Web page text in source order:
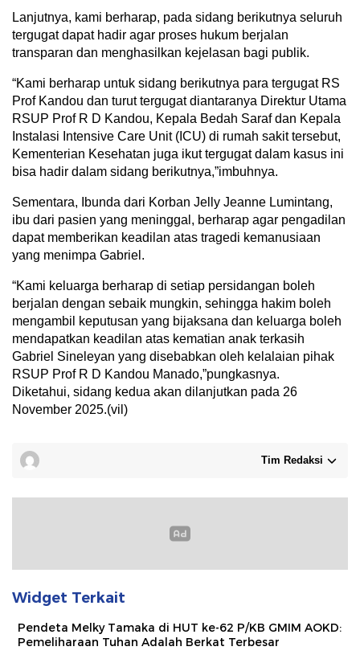
Lanjutnya, kami berharap, pada sidang berikutnya seluruh
tergugat dapat hadir agar proses hukum berjalan
transparan dan menghasilkan kejelasan bagi publik.
“Kami berharap untuk sidang berikutnya para tergugat RS
Prof Kandou dan turut tergugat diantaranya Direktur Utama
RSUP Prof R D Kandou, Kepala Bedah Saraf dan Kepala
Instalasi Intensive Care Unit (ICU) di rumah sakit tersebut,
Kementerian Kesehatan juga ikut tergugat dalam kasus ini
bisa hadir dalam sidang berikutnya,”imbuhnya.
Sementara, Ibunda dari Korban Jelly Jeanne Lumintang,
ibu dari pasien yang meninggal, berharap agar pengadilan
dapat memberikan keadilan atas tragedi kemanusiaan
yang menimpa Gabriel.
“Kami keluarga berharap di setiap persidangan boleh
berjalan dengan sebaik mungkin, sehingga hakim boleh
mengambil keputusan yang bijaksana dan keluarga boleh
mendapatkan keadilan atas kematian anak terkasih
Gabriel Sineleyan yang disebabkan oleh kelalaian pihak
RSUP Prof R D Kandou Manado,”pungkasnya.
Diketahui, sidang kedua akan dilanjutkan pada 26
November 2025.(vil)
Tim Redaksi
Widget Terkait
Pendeta Melky Tamaka di HUT ke-62 P/KB GMIM AOKD:
Pemeliharaan Tuhan Adalah Berkat Terbesar